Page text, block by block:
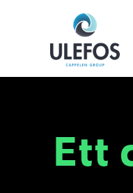
Ulefos>
Ett